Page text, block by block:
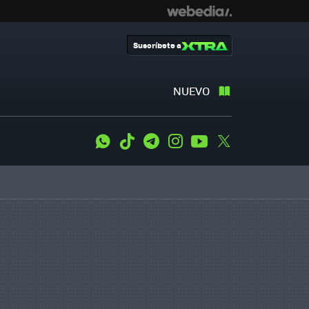
NUEVO
Suscríbete a
WhatsApp
Tiktok TelegramInstagramYoutube